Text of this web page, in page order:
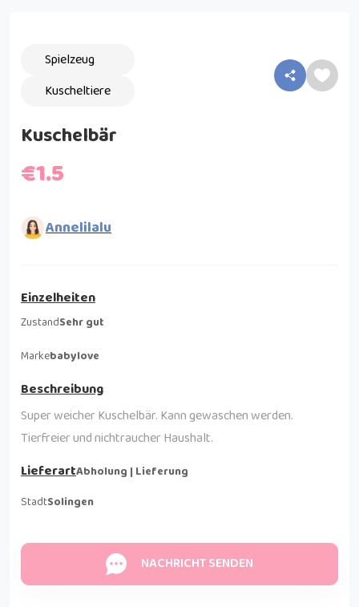
Spielzeug
Kuscheltiere
Kuschelbär
€1.5
Annelilalu
Einzelheiten
ZustandSehr gut
Markebabylove
Beschreibung
Super weicher Kuschelbär. Kann gewaschen werden.
Tierfreier und nichtraucher Haushalt.
LieferartAbholung | Lieferung
StadtSolingen
NACHRICHT SENDEN